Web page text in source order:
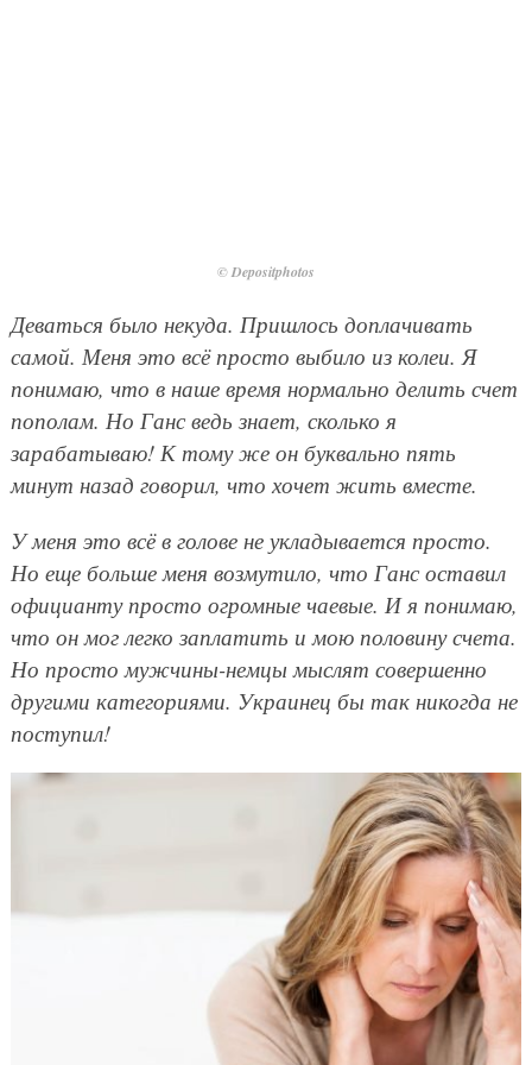
© Depositphotos
Деваться было некуда. Пришлось доплачивать
самой. Меня это всё просто выбило из колеи. Я
понимаю, что в наше время нормально делить счет
пополам. Но Ганс ведь знает, сколько я
зарабатываю! К тому же он буквально пять
минут назад говорил, что хочет жить вместе.
У меня это всё в голове не укладывается просто.
Но еще больше меня возмутило, что Ганс оставил
официанту просто огромные чаевые. И я понимаю,
что он мог легко заплатить и мою половину счета.
Но просто мужчины-немцы мыслят совершенно
другими категориями. Украинец бы так никогда не
поступил!